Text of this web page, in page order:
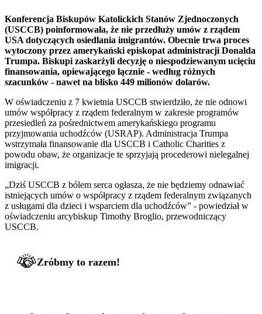
Konferencja Biskupów Katolickich Stanów Zjednoczonych
(USCCB) poinformowała, że nie przedłuży umów z rządem
USA dotyczących osiedlania imigrantów. Obecnie trwa proces
wytoczony przez amerykański episkopat administracji Donalda
Trumpa. Biskupi zaskarżyli decyzję o niespodziewanym ucięciu
finansowania, opiewającego łącznie - według różnych
szacunków - nawet na blisko 449 milionów dolarów.
W oświadczeniu z 7 kwietnia USCCB stwierdziło, że nie odnowi
umów współpracy z rządem federalnym w zakresie programów
przesiedleń za pośrednictwem amerykańskiego programu
przyjmowania uchodźców (USRAP). Administracja Trumpa
wstrzymała finansowanie dla USCCB i Catholic Charities z
powodu obaw, że organizacje te sprzyjają procederowi nielegalnej
imigracji.
„Dziś USCCB z bólem serca ogłasza, że nie będziemy odnawiać
istniejących umów o współpracy z rządem federalnym związanych
z usługami dla dzieci i wsparciem dla uchodźców” - powiedział w
oświadczeniu arcybiskup Timothy Broglio, przewodniczący
USCCB.
Zróbmy to razem!